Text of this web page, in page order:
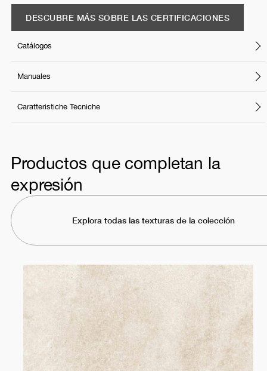
DESCUBRE MÁS SOBRE LAS CERTIFICACIONES
Catálogos
Manuales
Caratteristiche Tecniche
Productos que completan la
expresión
Explora todas las texturas de la colección